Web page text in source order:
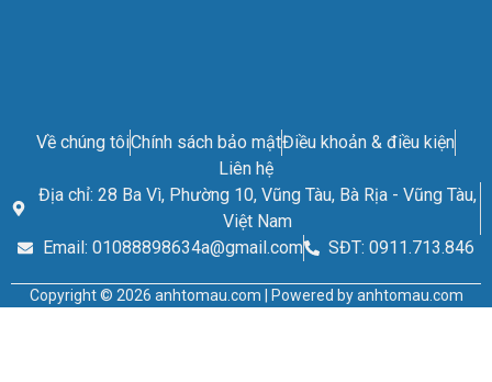
Về chúng tôiChính sách bảo mậtĐiều khoản & điều kiện
Liên hệ
Địa chỉ: 28 Ba Vì, Phường 10, Vũng Tàu, Bà Rịa - Vũng Tàu,
Việt Nam
Email: 01088898634a@gmail.com
SĐT: 0911.713.846
Copyright © 2026 anhtomau.com | Powered by anhtomau.com